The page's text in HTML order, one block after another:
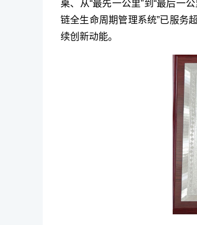
桌、从“最先一公里”到“最后一
链全生命周期管理系统”已服务
续创新动能。